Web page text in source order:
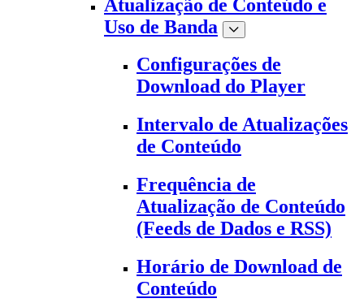
Atualização de Conteúdo e
Uso de Banda
Configurações de
Download do Player
Intervalo de Atualizações
de Conteúdo
Frequência de
Atualização de Conteúdo
(Feeds de Dados e RSS)
Horário de Download de
Conteúdo